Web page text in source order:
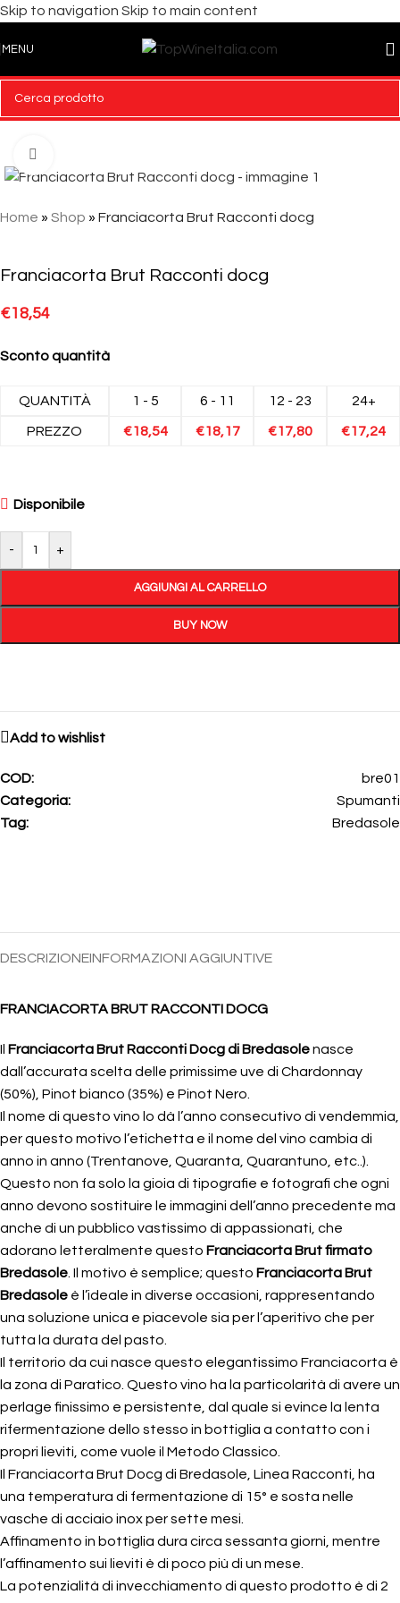
Skip to navigation Skip to main content
MENU
Home » Shop » Franciacorta Brut Racconti docg
Franciacorta Brut Racconti docg
€18,54
Sconto quantità
QUANTITÀ 1 - 5 6 - 11 12 - 23 24+
PREZZO €18,54 €18,17 €17,80 €17,24
Disponibile
- +
AGGIUNGI AL CARRELLO
BUY NOW
Add to wishlist
COD:
bre01
Categoria:
Spumanti
Tag:
Bredasole
DESCRIZIONEINFORMAZIONI AGGIUNTIVE
FRANCIACORTA BRUT RACCONTI DOCG
Il Franciacorta Brut Racconti Docg di Bredasolenasce
dall’accurata scelta delle primissime uve di Chardonnay
(50%), Pinot bianco (35%) e Pinot Nero.
Il nome di questo vino lo dà l’anno consecutivo di vendemmia,
per questo motivo l’etichetta e il nome del vino cambia di
anno in anno (Trentanove, Quaranta, Quarantuno, etc..).
Questo non fa solo la gioia di tipografie e fotografi che ogni
anno devono sostituire le immagini dell’anno precedente ma
anche di un pubblico vastissimo di appassionati, che
adorano letteralmente questo Franciacorta Brut firmato
Bredasole . Il motivo è semplice; questo Franciacorta Brut
Bredasole è l’ideale in diverse occasioni, rappresentando
una soluzione unica e piacevole sia per l’aperitivo che per
tutta la durata del pasto.
Il territorio da cui nasce questo elegantissimo Franciacorta è
la zona di Paratico. Questo vino ha la particolarità di avere un
perlage finissimo e persistente, dal quale si evince la lenta
rifermentazione dello stesso in bottiglia a contatto con i
propri lieviti, come vuole il Metodo Classico.
Il Franciacorta Brut Docg di Bredasole, Linea Racconti, ha
una temperatura di fermentazione di 15° e sosta nelle
vasche di acciaio inox per sette mesi.
Affinamento in bottiglia dura circa sessanta giorni, mentre
l’affinamento sui lieviti è di poco più di un mese.
La potenzialità di invecchiamento di questo prodotto è di 2